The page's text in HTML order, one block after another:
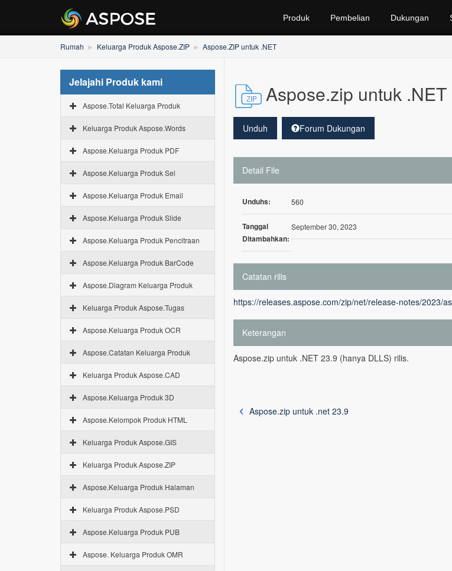
Produk Pembelian Dukungan
Rumah Keluarga Produk Aspose.ZIP Aspose.ZIP untuk .NET
Jelajahi Produk kami
Aspose.Total Keluarga Produk
Keluarga Produk Aspose.Words
Aspose.Keluarga Produk PDF
Aspose.Keluarga Produk Sel
Aspose.Keluarga Produk Email
Aspose.Keluarga Produk Slide
Aspose.Keluarga Produk Pencitraan
Aspose.Keluarga Produk BarCode
Aspose.Diagram Keluarga Produk
Keluarga Produk Aspose.Tugas
Aspose.Keluarga Produk OCR
Aspose.Catatan Keluarga Produk
Keluarga Produk Aspose.CAD
Aspose.Keluarga Produk 3D
Aspose.Kelompok Produk HTML
Keluarga Produk Aspose.GIS
Keluarga Produk Aspose.ZIP
Aspose.Keluarga Produk Halaman
Keluarga Produk Aspose.PSD
Aspose.Keluarga Produk PUB
Aspose. Keluarga Produk OMR
Aspose.zip untuk
Unduh Forum Dukungan
Detail File
Unduhs: 560
Tanggal
Ditambahkan:
September 30, 2023
Catatan rilis
https://releases.aspose.com/zip/net/release-notes/2023/
Keterangan
Aspose.zip untuk .NET 23.9 (hanya DLLS) rilis.
Aspose.zip untuk .net 23.9